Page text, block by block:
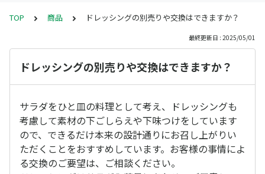
TOP 商品 ドレッシングの別売りや交換はできますか？
最終更新日 : 2025/05/01
ドレッシングの別売りや交換はできますか？
サラダをひと皿の料理として考え、ドレッシングも
考慮して素材の下ごしらえや下味つけをしています
ので、できるだけ本来の設計通りにお召し上がりい
ただくことをおすすめしています。お客様の事情によ
る交換のご要望は、ご相談ください。